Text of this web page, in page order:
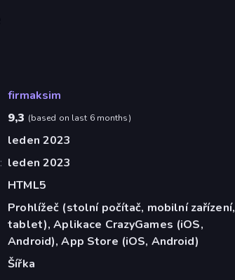
firmaksim
9,3 (based on last 6 months)
leden 2023
leden 2023
HTML5
Prohlížeč (stolní počítač, mobilní zařízení,
tablet), Aplikace CrazyGames (iOS,
Android), App Store (iOS, Android)
Šířka